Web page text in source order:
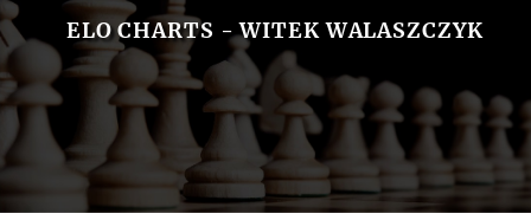
ELO CHARTS - WITEK WALASZCZYK